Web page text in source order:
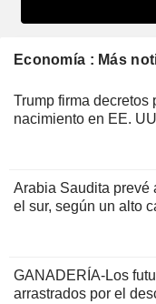
Economía : Más
Trump firma
nacimiento en EE.
Arabia Saudita prevé
el sur, según un alto
GANADERÍA-Los
arrastrados por el